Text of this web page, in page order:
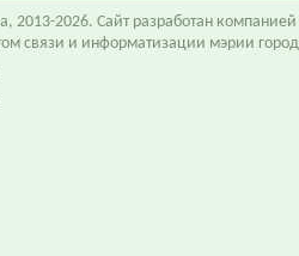
2013-2026. Сайт разработан компанией
связи и информатизации мэрии